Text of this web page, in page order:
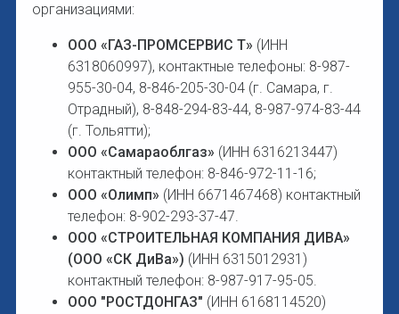
организациями:
ООО «ГАЗ-ПРОМСЕРВИС Т» (ИНН
6318060997), контактные телефоны: 8-987-
955-30-04, 8-846-205-30-04 (г. Самара, г.
Отрадный), 8-848-294-83-44, 8-987-974-83-44
(г. Тольятти);
ООО «Самараоблгаз» (ИНН 6316213447)
контактный телефон: 8-846-972-11-16;
ООО «Олимп» (ИНН 6671467468) контактный
телефон: 8-902-293-37-47.
ООО «СТРОИТЕЛЬНАЯ КОМПАНИЯ ДИВА»
(ООО «СК ДиВа») (ИНН 6315012931)
контактный телефон: 8-987-917-95-05.
ООО "РОСТДОНГАЗ" (ИНН 6168114520)